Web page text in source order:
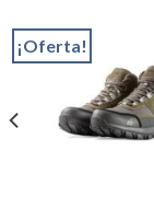
¡Oferta!